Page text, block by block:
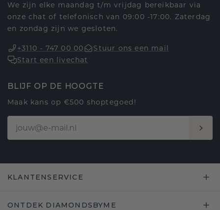
We zijn elke maandag t/m vrijdag bereikbaar via
onze chat of telefonisch van 09:00 -17:00. Zaterdag
en zondag zijn we gesloten.
+3110 - 747 00 00
Stuur ons een mail
Start een livechat
BLIJF OP DE HOOGTE
Maak kans op €500 shoptegoed!
KLANTENSERVICE
ONTDEK DIAMONDSBYME